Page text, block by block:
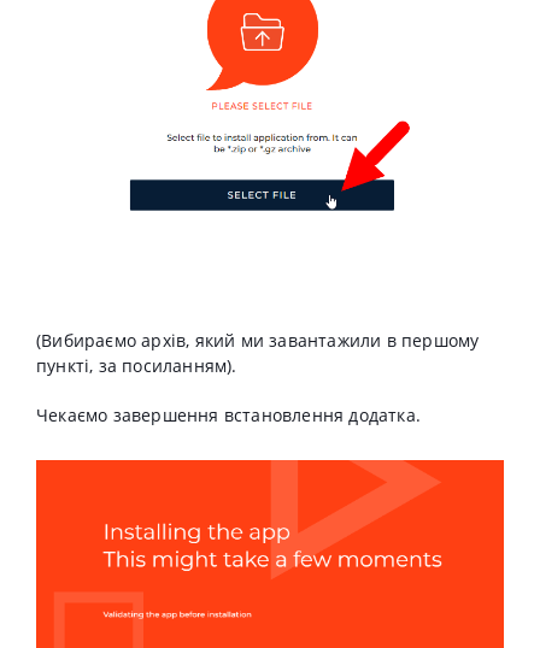
(Вибираємо архів, який ми завантажили в першому
пункті, за посиланням).
Чекаємо завершення встановлення додатка.